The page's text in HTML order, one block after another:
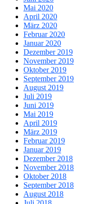
Mai 2020
April 2020
März 2020
Februar 2020
Januar 2020
Dezember 2019
November 2019
Oktober 2019
September 2019
August 2019
Juli 2019
Juni 2019
Mai 2019
April 2019
März 2019
Februar 2019
Januar 2019
Dezember 2018
November 2018
Oktober 2018
September 2018
August 2018